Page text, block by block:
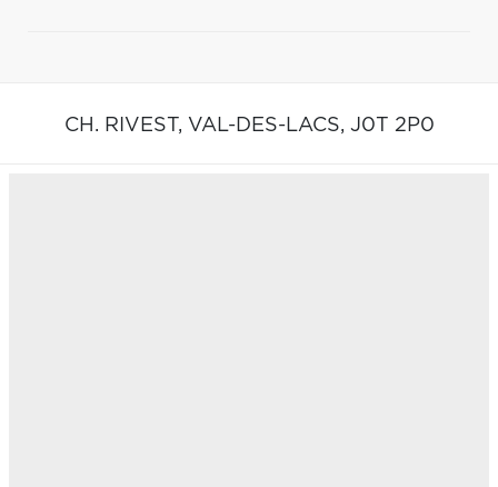
CH. RIVEST, VAL-DES-LACS, J0T 2P0